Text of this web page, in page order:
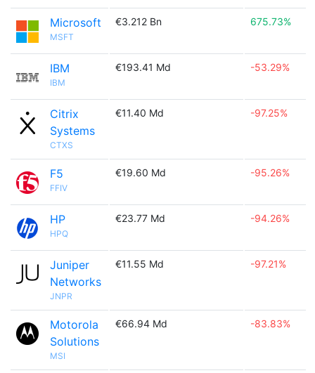
Microsoft
MSFT
€3.212 Bn 675.73%
IBM
IBM
€193.41 Md -53.29%
Citrix
Systems
CTXS
€11.40 Md -97.25%
F5
FFIV
€19.60 Md -95.26%
HP
HPQ
€23.77 Md -94.26%
Juniper
Networks
JNPR
€11.55 Md -97.21%
Motorola
Solutions
MSI
€66.94 Md -83.83%